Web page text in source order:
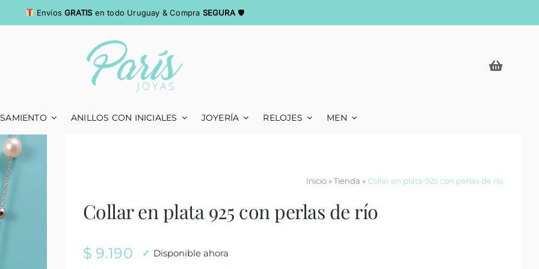
EnvíosGRATIS en todo Uruguay & Compra SEGURA🛡
ANILLOS CON INICIALES JOYERÍA RELOJES MEN
Inicio» Tienda » Collar en plata 925 con perlas de río
Collar en plata 925 con perlas de río
$ 9.190 Disponible ahora